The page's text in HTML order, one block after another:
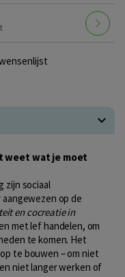
weet wat je moet
zijn sociaal
op de
en cocreatie in
met lef handelen, om
te komen. Het
te bouwen – om niet
niet langer werken of